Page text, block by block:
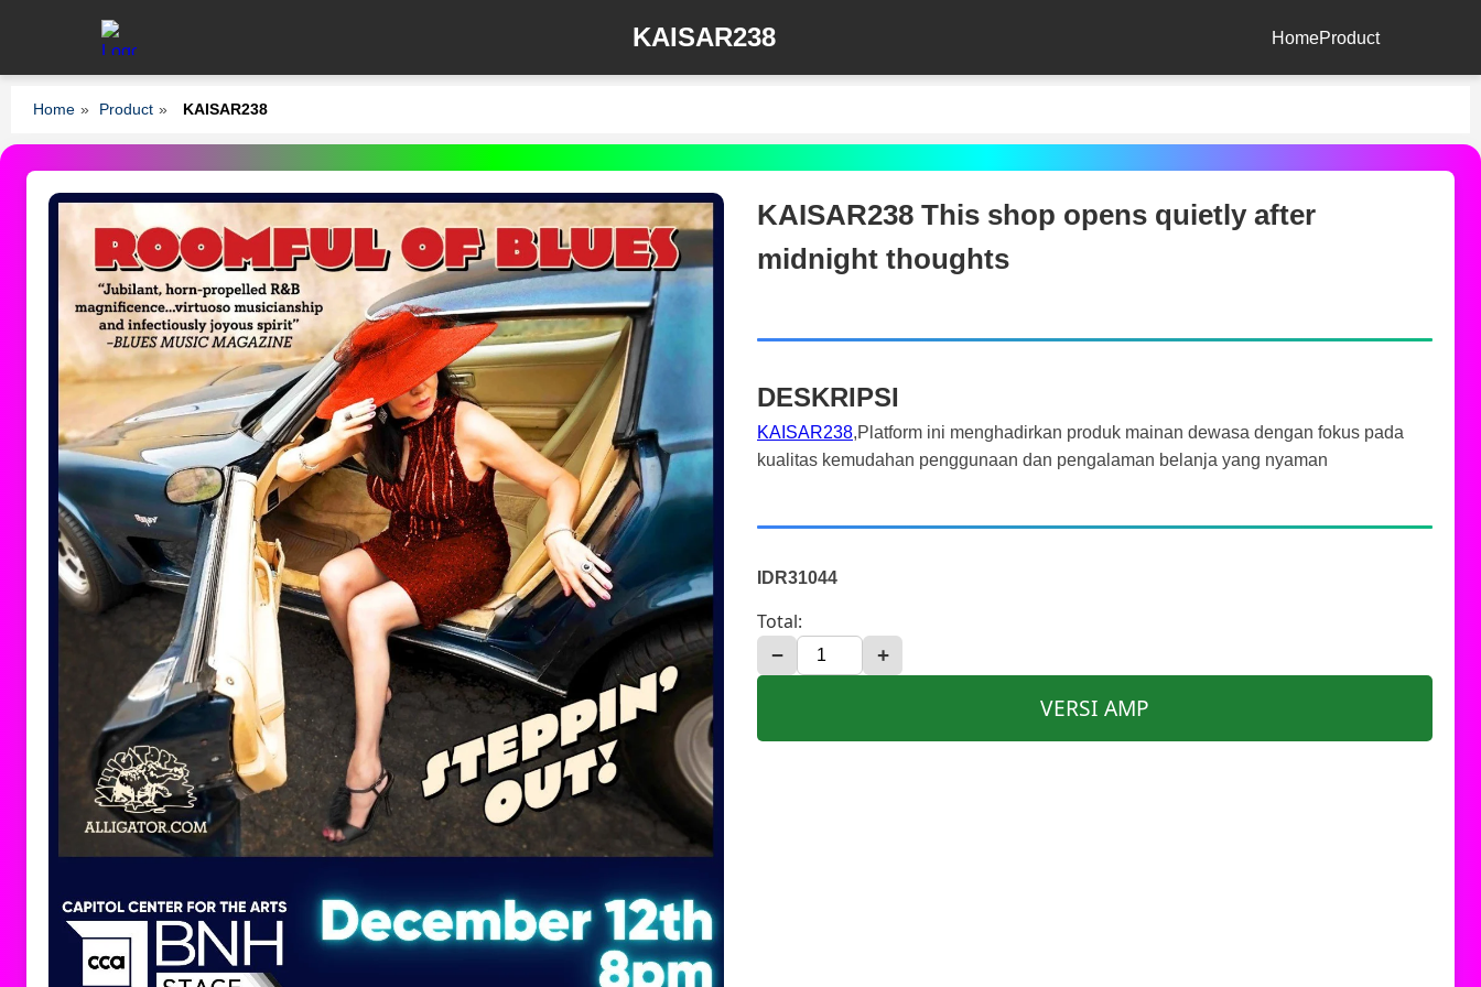
KAISAR238 HomeProduct
Home » Product » KAISAR238
KAISAR238 This shop opens quietly after
midnight thoughts
DESKRIPSI
KAISAR238,Platform ini menghadirkan produk mainan dewasa dengan fokus pada
kualitas kemudahan penggunaan dan pengalaman belanja yang nyaman
IDR31044
Total:
− +
VERSI AMP